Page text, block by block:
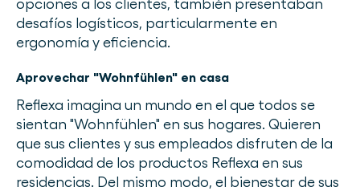
opciones a los clientes, también presentaban
desafíos logísticos, particularmente en
ergonomía y eficiencia.
Aprovechar "Wohnfühlen" en casa
Reflexa imagina un mundo en el que todos se
sientan "Wohnfühlen" en sus hogares. Quieren
que sus clientes y sus empleados disfruten de la
comodidad de los productos Reflexa en sus
residencias. Del mismo modo, el bienestar de sus